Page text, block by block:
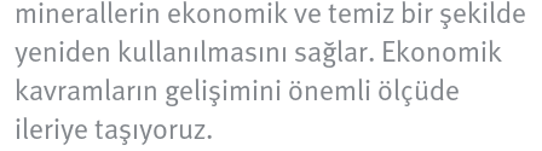
minerallerin ekonomik ve temiz bir şekilde
yeniden kullanılmasını sağlar. Ekonomik
kavramların gelişimini önemli ölçüde
ileriye taşıyoruz.